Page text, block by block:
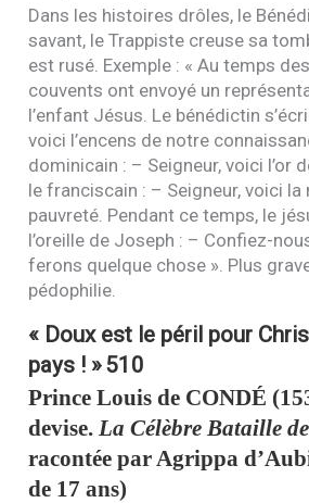
Dans les histoires drôles, le
savant, le Trappiste creuse sa
est rusé. Exemple : « Au temps
couvents ont envoyé un
l’enfant Jésus. Le bénédictin
voici l’encens de notre
dominicain : – Seigneur, voici l’or
le franciscain : – Seigneur, voici
pauvreté. Pendant ce temps, le
l’oreille de Joseph : – Confiez-
ferons quelque chose ». Plus
pédophilie.
« Doux est le péril pour
pays ! »510
Prince Louis de CONDÉ
devise. La Célèbre Bataille
racontée par Agrippa
de 17 ans)